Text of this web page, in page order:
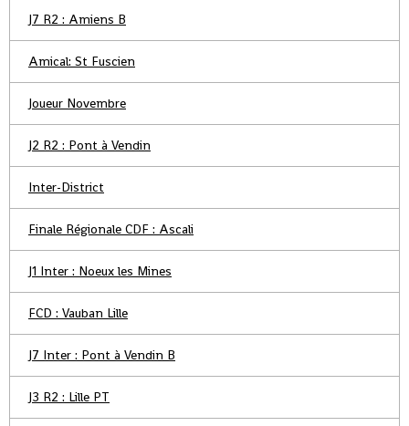
J7 R2 : Amiens B
Amical: St Fuscien
Joueur Novembre
J2 R2 : Pont à Vendin
Inter-District
Finale Régionale CDF : Ascali
J1 Inter : Noeux les Mines
FCD : Vauban Lille
J7 Inter : Pont à Vendin B
J3 R2 : Lille PT